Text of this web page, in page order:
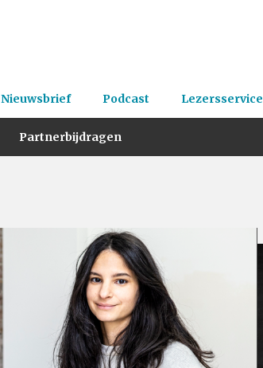
Nieuwsbrief Podcast Lezersservice
Partnerbijdragen